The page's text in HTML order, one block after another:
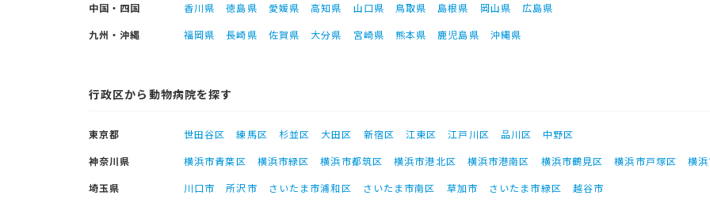
中国・四国
香川県 徳島県 愛媛県 高知県 山口県 鳥取県 島根県 岡山県
広島県
九州・沖縄
福岡県 長崎県 佐賀県 大分県 宮崎県 熊本県 鹿児島県 沖縄県
行政区から動物病院を探す
東京都 世田谷区 練馬区 杉並区 大田区 新宿区 江東区 江戸川区 品川区
中野区
神奈川県
横浜市青葉区 横浜市緑区 横浜市都筑区 横浜市港北区 横浜市港南区 横浜市鶴見区 横浜市戸塚区
横
埼玉県
川口市 所沢市 さいたま市浦和区 さいたま市南区 草加市 さいたま市緑区
越谷市